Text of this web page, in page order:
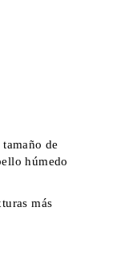
de
húmedo
más